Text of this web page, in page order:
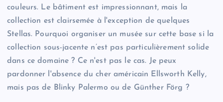
couleurs. Le bâtiment est impressionnant, mais la
collection est clairsemée à l'exception de quelques
Stellas. Pourquoi organiser un musée sur cette base si la
collection sous-jacente n’est pas particulièrement solide
dans ce domaine ? Ce n'est pas le cas. Je peux
pardonner l'absence du cher américain Ellsworth Kelly,
mais pas de Blinky Palermo ou de Günther Förg ?